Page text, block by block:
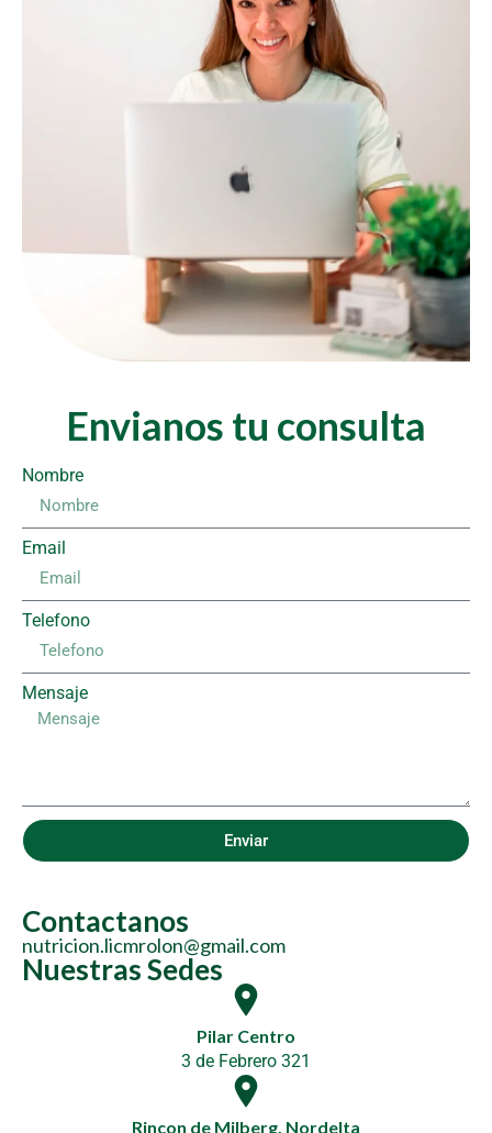
Envianos tu consulta
Nombre
Email
Telefono
Mensaje
Enviar
Contactanos
nutricion.licmrolon@gmail.com
Nuestras Sedes
Pilar Centro
3 de Febrero 321
Rincon de Milberg, Nordelta